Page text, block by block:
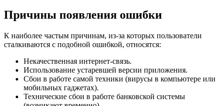
Причины появления ошибки
К наиболее частым причинам, из-за которых пользователи
сталкиваются с подобной ошибкой, относятся:
Некачественная интернет-связь.
Использование устаревшей версии приложения.
Сбои в работе самой техники (вирусы в компьютере или
мобильных гаджетах).
Технические сбои в работе банковской системы